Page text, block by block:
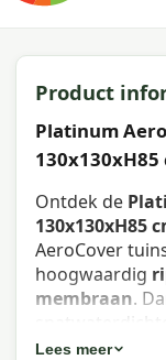
Product
Platinum
130x130xH85
Ontdek de
130x130xH85
AeroCover
hoogwaardig
membraan.
constructie
Lees meer